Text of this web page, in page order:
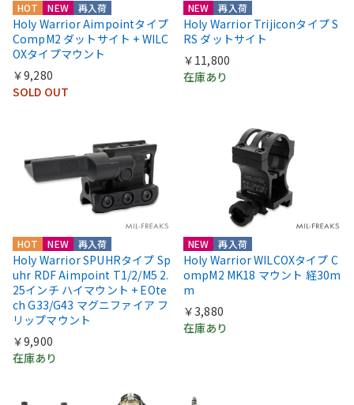
HOT NEW 再入荷
Holy Warrior Aimpointタイプ
CompM2 ダットサイト + WILC
OXタイプマウント
￥9,280
SOLD OUT
NEW 再入荷
Holy Warrior Trijiconタイプ S
RS ダットサイト
￥11,800
在庫あり
HOT NEW 再入荷
Holy Warrior SPUHRタイプ Sp
uhr RDF Aimpoint T1/2/M5 2.
25インチ ハイマウント + EOte
ch G33/G43 マグニファイア フ
リップマウント
￥9,900
在庫あり
NEW 再入荷
Holy Warrior WILCOXタイプ C
ompM2 MK18 マウント 経30m
m
￥3,880
在庫あり